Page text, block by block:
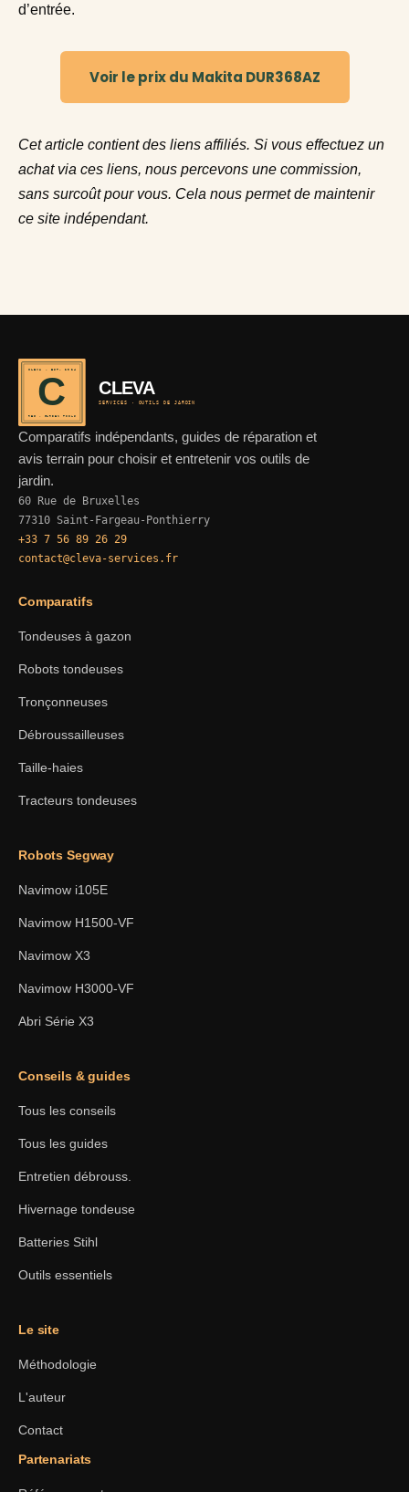
d’entrée.
Voir le prix du Makita DUR368AZ
Cet article contient des liens affiliés. Si vous effectuez un
achat via ces liens, nous percevons une commission,
sans surcoût pour vous. Cela nous permet de maintenir
ce site indépendant.
C
CLEVA · EST. 2024
REF · GARDEN TOOLS
CLEVA
SERVICES · OUTILS DE JARDIN
Comparatifs indépendants, guides de réparation et
avis terrain pour choisir et entretenir vos outils de
jardin.
60 Rue de Bruxelles
77310 Saint-Fargeau-Ponthierry
+33 7 56 89 26 29
contact@cleva-services.fr
Comparatifs
Tondeuses à gazon
Robots tondeuses
Tronçonneuses
Débroussailleuses
Taille-haies
Tracteurs tondeuses
Robots Segway
Navimow i105E
Navimow H1500-VF
Navimow X3
Navimow H3000-VF
Abri Série X3
Conseils & guides
Tous les conseils
Tous les guides
Entretien débrouss.
Hivernage tondeuse
Batteries Stihl
Outils essentiels
Le site
Méthodologie
L'auteur
Contact
Partenariats